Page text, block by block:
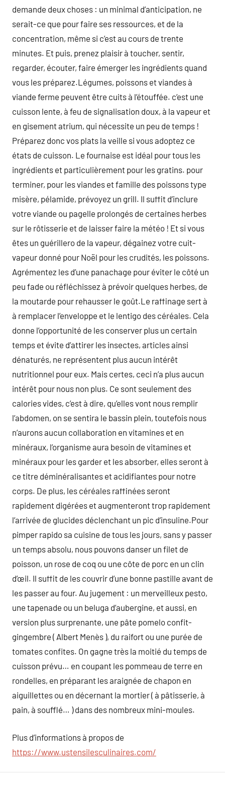
demande deux choses : un minimal d’anticipation, ne
serait-ce que pour faire ses ressources, et de la
concentration, même si c’est au cours de trente
minutes. Et puis, prenez plaisir à toucher, sentir,
regarder, écouter, faire émerger les ingrédients quand
vous les préparez.Légumes, poissons et viandes à
viande ferme peuvent être cuits à l’étouffée. c’est une
cuisson lente, à feu de signalisation doux, à la vapeur et
en gisement atrium, qui nécessite un peu de temps !
Préparez donc vos plats la veille si vous adoptez ce
états de cuisson. Le fournaise est idéal pour tous les
ingrédients et particulièrement pour les gratins. pour
terminer, pour les viandes et famille des poissons type
misère, pélamide, prévoyez un grill. Il suffit d’inclure
votre viande ou pagelle prolongés de certaines herbes
sur le rôtisserie et de laisser faire la météo ! Et si vous
êtes un guérillero de la vapeur, dégainez votre cuit-
vapeur donné pour Noël pour les crudités, les poissons.
Agrémentez les d’une panachage pour éviter le côté un
peu fade ou réfléchissez à prévoir quelques herbes, de
la moutarde pour rehausser le goût.Le raffinage sert à
à remplacer l’enveloppe et le lentigo des céréales. Cela
donne l’opportunité de les conserver plus un certain
temps et évite d’attirer les insectes, articles ainsi
dénaturés, ne représentent plus aucun intérêt
nutritionnel pour eux. Mais certes, ceci n’a plus aucun
intérêt pour nous non plus. Ce sont seulement des
calories vides, c’est à dire, qu’elles vont nous remplir
l’abdomen, on se sentira le bassin plein, toutefois nous
n’aurons aucun collaboration en vitamines et en
minéraux, l’organisme aura besoin de vitamines et
minéraux pour les garder et les absorber, elles seront à
ce titre déminéralisantes et acidifiantes pour notre
corps. De plus, les céréales raffinées seront
rapidement digérées et augmenteront trop rapidement
l’arrivée de glucides déclenchant un pic d’insuline.Pour
pimper rapido sa cuisine de tous les jours, sans y passer
un temps absolu, nous pouvons danser un filet de
poisson, un rose de coq ou une côte de porc en un clin
d’œil. Il suffit de les couvrir d’une bonne pastille avant de
les passer au four. Au jugement : un merveilleux pesto,
une tapenade ou un beluga d’aubergine, et aussi, en
version plus surprenante, une pâte pomelo confit-
gingembre ( Albert Menès ), du raifort ou une purée de
tomates confites. On gagne très la moitié du temps de
cuisson prévu… en coupant les pommeau de terre en
rondelles, en préparant les araignée de chapon en
aiguillettes ou en décernant la mortier ( à pâtisserie, à
pain, à soufflé… ) dans des nombreux mini-moules.
Plus d’informations à propos de
https://www.ustensilesculinaires.com/